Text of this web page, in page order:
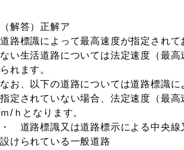
（解答）正解ア
道路標識によって最高速度が指定されて
ない生活道路については法定速度（最高
られます。
なお、以下の道路については道路標識に
指定されていない場合、法定速度（最高
ｍ/ｈとなります。
・ 道路標識又は道路標示による中央線
設けられている一般道路